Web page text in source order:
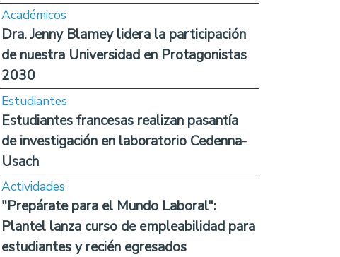
Académicos
Dra. Jenny Blamey lidera la participación
de nuestra Universidad en Protagonistas
2030
Estudiantes
Estudiantes francesas realizan pasantía
de investigación en laboratorio Cedenna-
Usach
Actividades
"Prepárate para el Mundo Laboral":
Plantel lanza curso de empleabilidad para
estudiantes y recién egresados